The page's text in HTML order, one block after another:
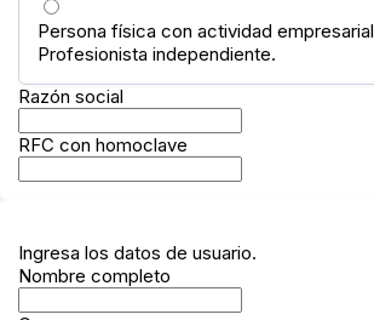
Persona física con actividad empresarial
Profesionista independiente.
Razón social
RFC con homoclave
Ingresa los datos de usuario.
Nombre completo